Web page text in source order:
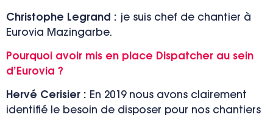
Christophe Legrand : je suis chef de chantier à
Eurovia Mazingarbe.
Pourquoi avoir mis en place Dispatcher au sein
d’Eurovia ?
Hervé Cerisier : En 2019 nous avons clairement
identifié le besoin de disposer pour nos chantiers